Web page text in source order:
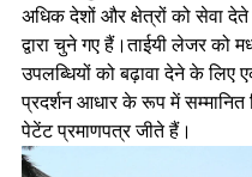
अधिक देशों और क्षेत्रों को सेवा
द्वारा चुने गए हैं।ताईयी लेजर को
उपलब्धियों को बढ़ावा देने के लिए
प्रदर्शन आधार के रूप में सम्मानित
पेटेंट प्रमाणपत्र जीते हैं।